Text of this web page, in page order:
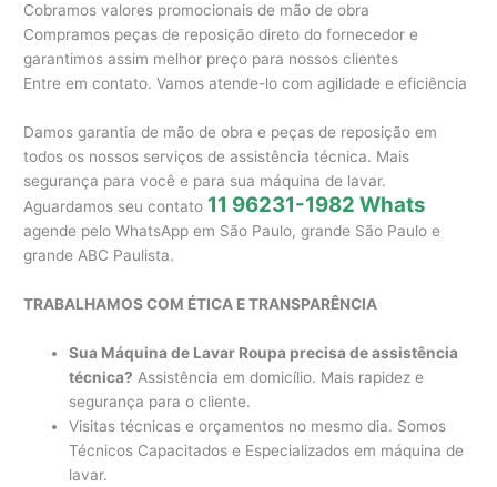
Cobramos valores promocionais de mão de obra
Compramos peças de reposição direto do fornecedor e
garantimos assim melhor preço para nossos clientes
Entre em contato. Vamos atende-lo com agilidade e eficiência
Damos garantia de mão de obra e peças de reposição em
todos os nossos serviços de assistência técnica. Mais
segurança para você e para sua máquina de lavar.
Aguardamos seu contato 11 96231-1982 Whats
agende pelo WhatsApp em São Paulo, grande São Paulo e
grande ABC Paulista.
TRABALHAMOS COM ÉTICA E TRANSPARÊNCIA
Sua Máquina de Lavar Roupa precisa de assistência
técnica? Assistência em domicílio. Mais rapidez e
segurança para o cliente.
Visitas técnicas e orçamentos no mesmo dia. Somos
Técnicos Capacitados e Especializados em máquina de
lavar.